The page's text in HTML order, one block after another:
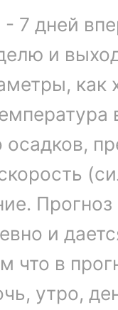
7 дней
и
как
осадков,
и
что в
утро,